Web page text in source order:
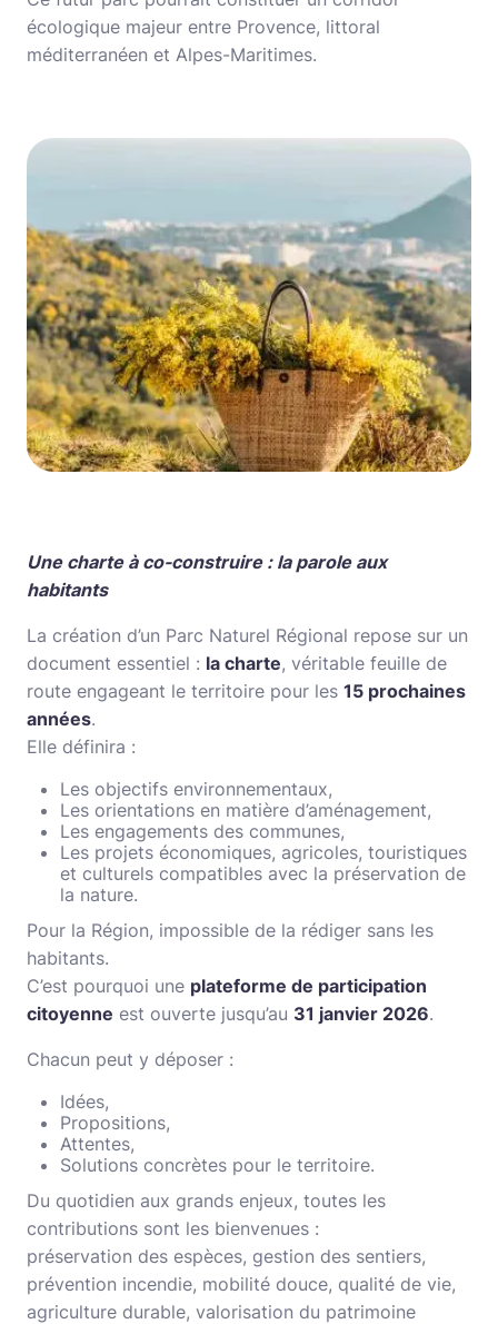
écologique majeur entre Provence, littoral
méditerranéen et Alpes-Maritimes.
Une charte à co-construire : la parole aux
habitants
La création d’un Parc Naturel Régional repose sur un
document essentiel : la charte, véritable feuille de
route engageant le territoire pour les 15 prochaines
années.
Elle définira :
Les objectifs environnementaux,
Les orientations en matière d’aménagement,
Les engagements des communes,
Les projets économiques, agricoles, touristiques
et culturels compatibles avec la préservation de
la nature.
Pour la Région, impossible de la rédiger sans les
habitants.
C’est pourquoi une plateforme de participation
citoyenne est ouverte jusqu’au 31 janvier 2026.
Chacun peut y déposer :
Idées,
Propositions,
Attentes,
Solutions concrètes pour le territoire.
Du quotidien aux grands enjeux, toutes les
contributions sont les bienvenues :
préservation des espèces, gestion des sentiers,
prévention incendie, mobilité douce, qualité de vie,
agriculture durable, valorisation du patrimoine